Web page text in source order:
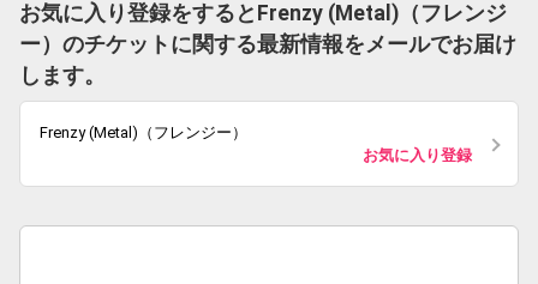
お気に入り登録をするとFrenzy (Metal)（フレンジ
ー）のチケットに関する最新情報をメールでお届け
します。
Frenzy (Metal)（フレンジー）
お気に入り登録